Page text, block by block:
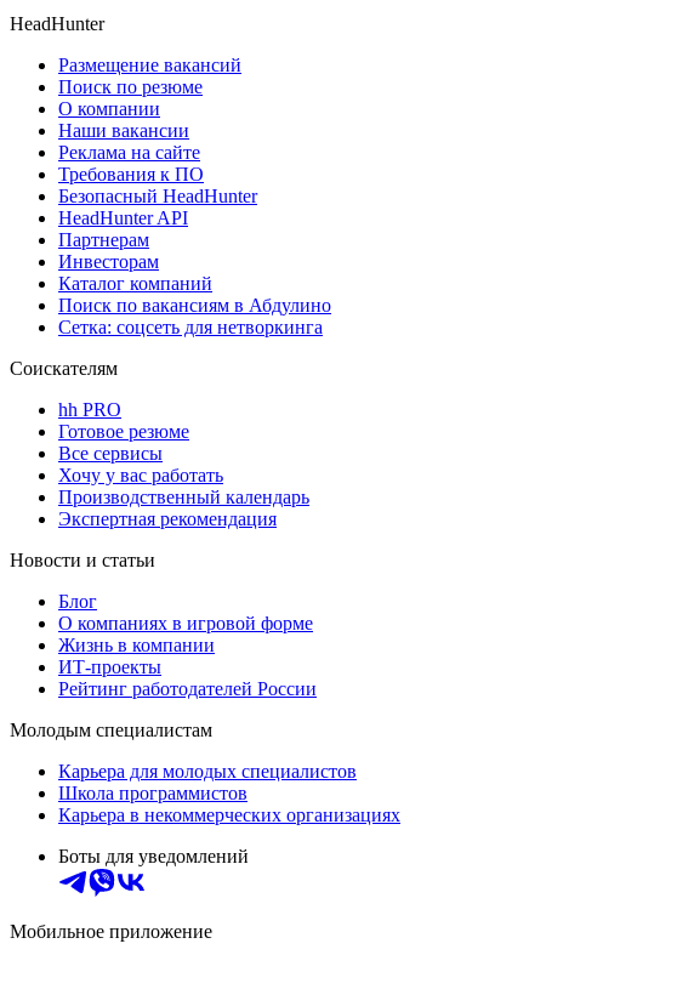
HeadHunter
Размещение вакансий
Поиск по резюме
О компании
Наши вакансии
Реклама на сайте
Требования к ПО
Безопасный HeadHunter
HeadHunter API
Партнерам
Инвесторам
Каталог компаний
Поиск по вакансиям в Абдулино
Сетка: соцсеть для нетворкинга
Соискателям
hh PRO
Готовое резюме
Все сервисы
Хочу у вас работать
Производственный календарь
Экспертная рекомендация
Новости и статьи
Блог
О компаниях в игровой форме
Жизнь в компании
ИТ-проекты
Рейтинг работодателей России
Молодым специалистам
Карьера для молодых специалистов
Школа программистов
Карьера в некоммерческих организациях
Боты для уведомлений
Мобильное приложение